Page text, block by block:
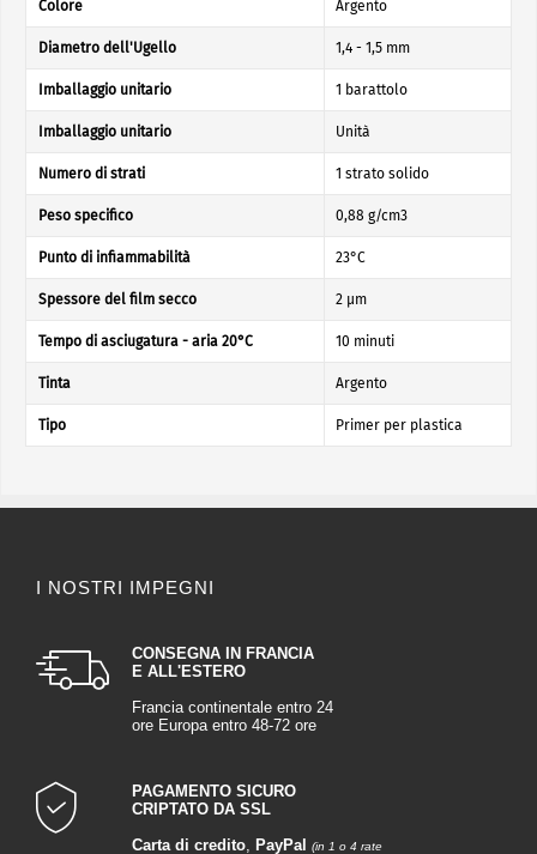
Colore Argento
Diametro dell'Ugello 1,4 - 1,5 mm
Imballaggio unitario 1 barattolo
Imballaggio unitario Unità
Numero di strati 1 strato solido
Peso specifico 0,88 g/cm3
Punto di infiammabilità 23°C
Spessore del film secco 2 µm
Tempo di asciugatura - aria 20°C 10 minuti
Tinta Argento
Tipo Primer per plastica
I NOSTRI IMPEGNI
CONSEGNA IN FRANCIA
E ALL'ESTERO
Francia continentale entro 24
ore Europa entro 48-72 ore
PAGAMENTO SICURO
CRIPTATO DA SSL
Carta di credito, PayPal
(in 1 o 4 rate